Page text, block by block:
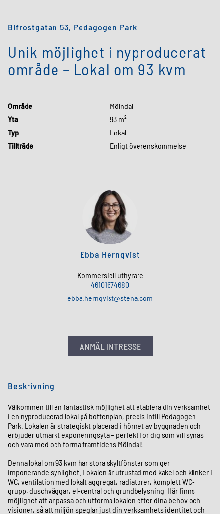
Bifrostgatan 53, Pedagogen Park
Unik möjlighet i nyproducerat
område – Lokal om 93 kvm
Område
Mölndal
Yta
93 m²
Typ
Lokal
Tillträde
Enligt överenskommelse
Ebba Hernqvist
Kommersiell uthyrare
46101674680
ebba hernqvist@stena com
ANMÄL INTRESSE
Beskrivning
Välkommen till en fantastisk möjlighet att etablera din verksamhet
i en nyproducerad lokal på bottenplan, precis intill Pedagogen
Park. Lokalen är strategiskt placerad i hörnet av byggnaden och
erbjuder utmärkt exponeringsyta – perfekt för dig som vill synas
och vara med och forma framtidens Mölndal!
Denna lokal om 93 kvm har stora skyltfönster som ger
imponerande synlighet. Lokalen är utrustad med kakel och klinker i
WC, ventilation med lokalt aggregat, radiatorer, komplett WC-
grupp, duschväggar, el-central och grundbelysning. Här finns
möjlighet att anpassa och utforma lokalen efter dina behov och
visioner, så att miljön speglar just din verksamhets identitet och